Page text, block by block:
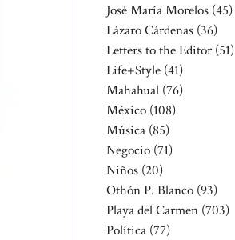
José María Morelos (45)
Lázaro Cárdenas (36)
Letters to the Editor (51)
Life+Style (41)
Mahahual (76)
México (108)
Música (85)
Negocio (71)
Niños (20)
Othón P. Blanco (93)
Playa del Carmen (703)
Política (77)